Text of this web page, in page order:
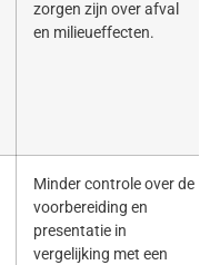
zorgen zijn over afval
en milieueffecten.
Minder controle over de
voorbereiding en
presentatie in
vergelijking met een